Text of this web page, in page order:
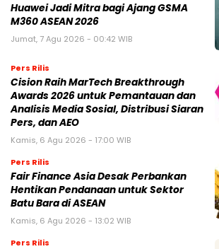
Huawei Jadi Mitra bagi Ajang GSMA
M360 ASEAN 2026
Jumat, 7 Agu 2026 - 00:42 WIB
Pers Rilis
Cision Raih MarTech Breakthrough
Awards 2026 untuk Pemantauan dan
Analisis Media Sosial, Distribusi Siaran
Pers, dan AEO
Kamis, 6 Agu 2026 - 17:00 WIB
Pers Rilis
Fair Finance Asia Desak Perbankan
Hentikan Pendanaan untuk Sektor
Batu Bara di ASEAN
Kamis, 6 Agu 2026 - 13:02 WIB
Pers Rilis